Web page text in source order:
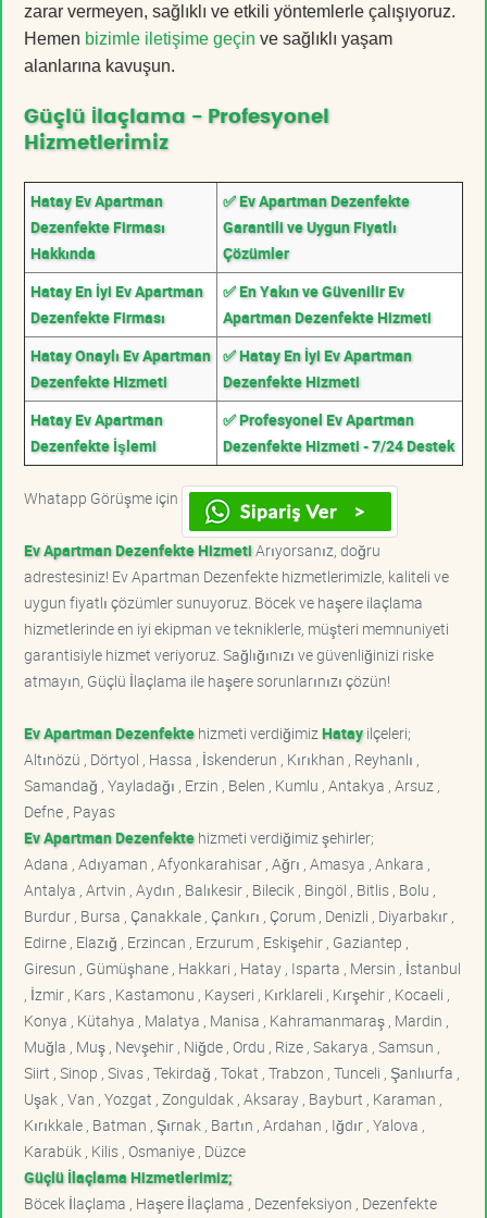
zarar vermeyen, sağlıklı ve etkili yöntemlerle çalışıyoruz.
Hemen bizimle iletişime geçin ve sağlıklı yaşam
alanlarına kavuşun.
Güçlü İlaçlama - Profesyonel
Hizmetlerimiz
Hatay Ev Apartman
Dezenfekte Firması
Hakkında
✅ Ev Apartman Dezenfekte
Garantili ve Uygun Fiyatlı
Çözümler
Hatay En İyi Ev Apartman
Dezenfekte Firması
✅ En Yakın ve Güvenilir Ev
Apartman Dezenfekte Hizmeti
Hatay Onaylı Ev Apartman
Dezenfekte Hizmeti
✅ Hatay En İyi Ev Apartman
Dezenfekte Hizmeti
Hatay Ev Apartman
Dezenfekte İşlemi
✅ Profesyonel Ev Apartman
Dezenfekte Hizmeti - 7/24 Destek
Whatapp Görüşme için
Ev Apartman Dezenfekte HizmetiArıyorsanız, doğru
adrestesiniz! Ev Apartman Dezenfekte hizmetlerimizle, kaliteli ve
uygun fiyatlı çözümler sunuyoruz. Böcek ve haşere ilaçlama
hizmetlerinde en iyi ekipman ve tekniklerle, müşteri memnuniyeti
garantisiyle hizmet veriyoruz. Sağlığınızı ve güvenliğinizi riske
atmayın, Güçlü İlaçlama ile haşere sorunlarınızı çözün!
Ev Apartman Dezenfektehizmeti verdiğimiz Hatayilçeleri;
Altınözü , Dörtyol , Hassa , İskenderun , Kırıkhan , Reyhanlı ,
Samandağ , Yayladağı , Erzin , Belen , Kumlu , Antakya , Arsuz ,
Defne , Payas
Ev Apartman Dezenfektehizmeti verdiğimiz şehirler;
Adana , Adıyaman , Afyonkarahisar , Ağrı , Amasya , Ankara ,
Antalya , Artvin , Aydın , Balıkesir , Bilecik , Bingöl , Bitlis , Bolu ,
Burdur , Bursa , Çanakkale , Çankırı , Çorum , Denizli , Diyarbakır ,
Edirne , Elazığ , Erzincan , Erzurum , Eskişehir , Gaziantep ,
Giresun , Gümüşhane , Hakkari , Hatay , Isparta , Mersin , İstanbul
, İzmir , Kars , Kastamonu , Kayseri , Kırklareli , Kırşehir , Kocaeli ,
Konya , Kütahya , Malatya , Manisa , Kahramanmaraş , Mardin ,
Muğla , Muş , Nevşehir , Niğde , Ordu , Rize , Sakarya , Samsun ,
Siirt , Sinop , Sivas , Tekirdağ , Tokat , Trabzon , Tunceli , Şanlıurfa ,
Uşak , Van , Yozgat , Zonguldak , Aksaray , Bayburt , Karaman ,
Kırıkkale , Batman , Şırnak , Bartın , Ardahan , Iğdır , Yalova ,
Karabük , Kilis , Osmaniye , Düzce
Güçlü İlaçlama Hizmetlerimiz;
Böcek İlaçlama , Haşere İlaçlama , Dezenfeksiyon , Dezenfekte